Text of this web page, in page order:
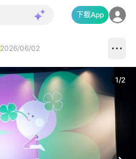
下載App
2026/06/02
1/2